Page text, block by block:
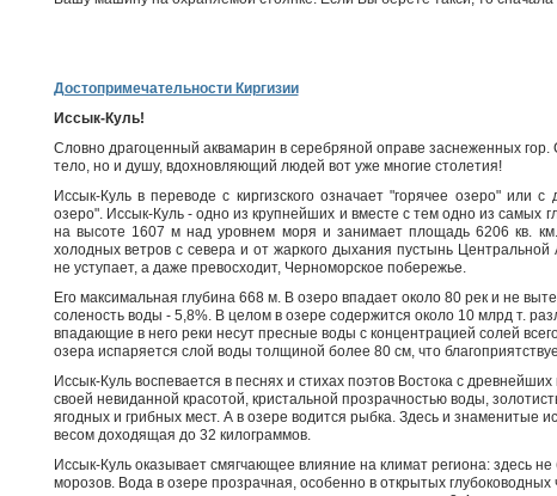
Достопримечательности Киргизии
Иссык-Куль!
Словно драгоценный аквамарин в серебряной оправе заснеженных
тело, но и душу, вдохновляющий людей вот уже многие столетия!
Иссык-Куль в переводе с киргизского означает "горячее озеро" или
озеро". Иссык-Куль - одно из крупнейших и вместе с тем одно из самых
на высоте 1607 м над уровнем моря и занимает площадь 6206 кв.
холодных ветров с севера и от жаркого дыхания пустынь
не уступает, а даже превосходит, Черноморское побережье.
Его максимальная глубина 668 м. В озеро впадает около 80 рек и не
соленость воды - 5,8%. В целом в озере содержится около 10 млрд т.
впадающие в него реки несут пресные воды с концентрацией солей
озера испаряется слой воды толщиной более 80 см, что
Иссык-Куль воспевается в песнях и стихах поэтов Востока с
своей невиданной красотой, кристальной прозрачностью воды,
ягодных и грибных мест. А в озере водится рыбка. Здесь и знаменитые
весом доходящая до 32 килограммов.
Иссык-Куль оказывает смягчающее влияние на климат региона: здесь
морозов. Вода в озере прозрачная, особенно в открытых глубоководных